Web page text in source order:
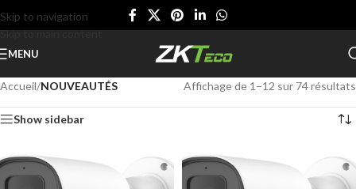
Skip to navigation
Skip to main content
MENU
Accueil/NOUVEAUTÉS Affichage de 1–12 sur 74 résultats
Show sidebar